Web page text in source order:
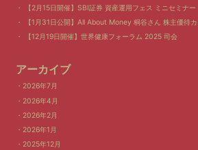
【2月15日開催】SBI証券 資産運用フェス ミニセミナー
【1月31日公開】All About Money 桐谷さん 株主優待
【12月19日開催】世界健康フォーラム 2025 司会
アーカイブ
2026年7月
2026年4月
2026年2月
2026年1月
2025年12月